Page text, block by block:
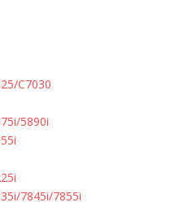
C7030
5890i
7845i/7855i